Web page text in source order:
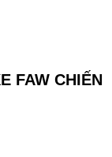
FAW CHIẾN